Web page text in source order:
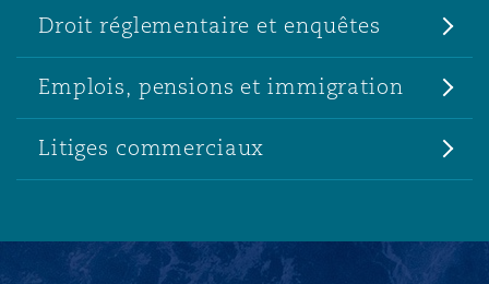
Droit réglementaire et enquêtes
Emplois, pensions et immigration
Litiges commerciaux